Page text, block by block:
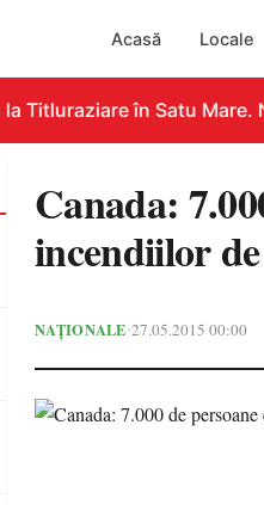
Acasă Locale
Titluraziare în Satu Mare.
Canada:
incendiilor
NAȚIONALE•27.05.2015 00:00